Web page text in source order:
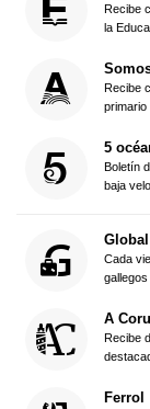
Recibe
la
Recibe
primario
5
Boletín
baja
Cada
A
Recibe
Ferrol